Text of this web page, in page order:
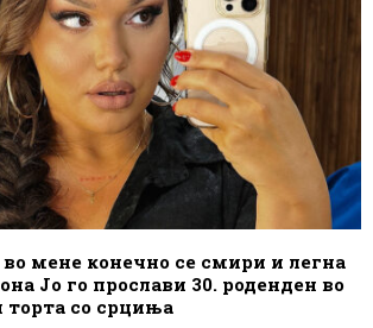
во мене конечно се смири и легна
Јо го прослави 30. роденден во
торта со срциња